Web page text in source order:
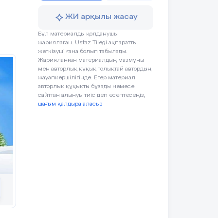
мұғаліммен
ЖИ арқылы жасау
Бұл материалды қолданушы
жариялаған. Ustaz Tilegi ақпаратты
жеткізуші ғана болып табылады.
Жарияланған материалдың мазмұны
мен авторлық құқық толықтай автордың
жауапкершілігінде. Егер материал
авторлық құқықты бұзады немесе
сайттан алынуы тиіс деп есептесеңіз,
шағым қалдыра аласыз